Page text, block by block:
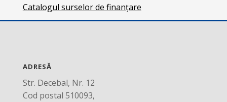
Catalogul surselor de finanțare
ADRESĂ
Str. Decebal, Nr. 12
Cod postal 510093,